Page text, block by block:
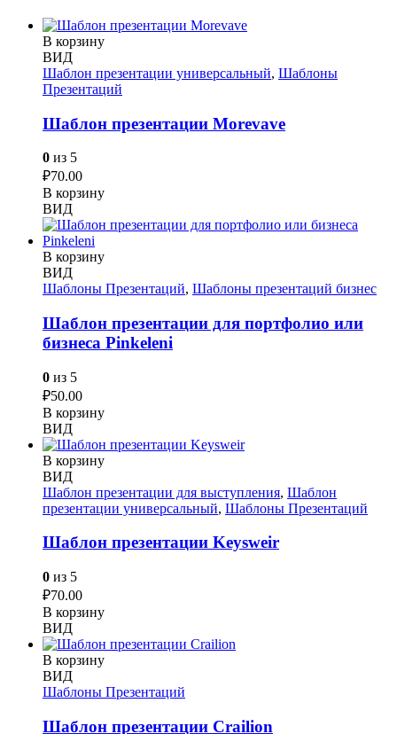
В корзину
ВИД
Шаблон презентации универсальный, Шаблоны
Презентаций
Шаблон презентации Morevave
0 из 5
₽70.00
В корзину
ВИД
В корзину
ВИД
Шаблоны Презентаций, Шаблоны презентаций бизнес
Шаблон презентации для портфолио или
бизнеса Pinkeleni
0 из 5
₽50.00
В корзину
ВИД
В корзину
ВИД
Шаблон презентации для выступления, Шаблон
презентации универсальный, Шаблоны Презентаций
Шаблон презентации Keysweir
0 из 5
₽70.00
В корзину
ВИД
В корзину
ВИД
Шаблоны Презентаций
Шаблон презентации Crailion